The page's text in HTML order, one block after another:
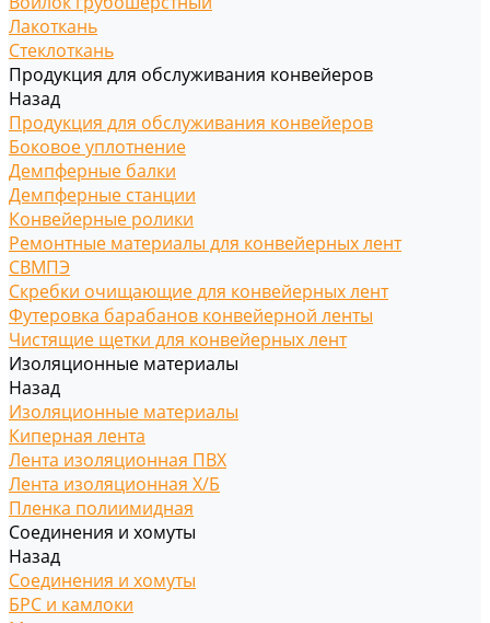
Лакоткань
Стеклоткань
Продукция для обслуживания конвейеров
Назад
Продукция для обслуживания конвейеров
Боковое уплотнение
Демпферные балки
Демпферные станции
Конвейерные ролики
Ремонтные материалы для конвейерных лент
СВМПЭ
Скребки очищающие для конвейерных лент
Футеровка барабанов конвейерной ленты
Чистящие щетки для конвейерных лент
Изоляционные материалы
Назад
Изоляционные материалы
Киперная лента
Лента изоляционная ПВХ
Лента изоляционная Х/Б
Пленка полиимидная
Соединения и хомуты
Назад
Соединения и хомуты
БРС и камлоки